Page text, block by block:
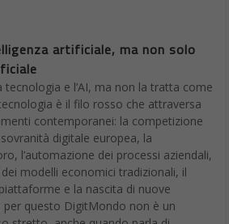
artificiale, ma non solo
e l’AI, ma non la tratta come
è il filo rosso che attraversa
contemporanei: la competizione
digitale europea, la
l’automazione dei processi aziendali,
modelli economici tradizionali, il
e la nascita di nuove
questo DigitMondo non è un